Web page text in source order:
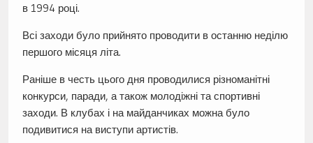
в 1994 році.
Всі заходи було прийнято проводити в останню неділю
першого місяця літа.
Раніше в честь цього дня проводилися різноманітні
конкурси, паради, а також молодіжні та спортивні
заходи. В клубах і на майданчиках можна було
подивитися на виступи артистів.